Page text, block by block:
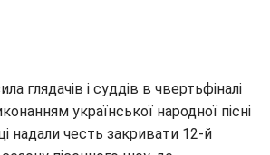
глядачів і суддів в чвертьфіналі
української народної пісні
надали честь закривати 12-й